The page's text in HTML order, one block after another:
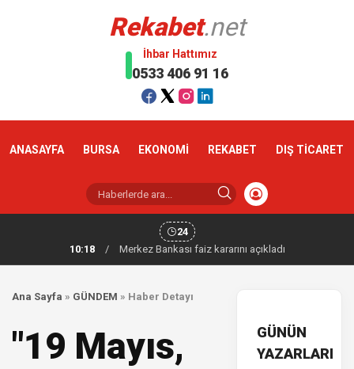
Rekabet.net
İhbar Hattımız
0533 406 91 16
ANASAYFA BURSA EKONOMİ REKABET DIŞ TİCARET
24
10:18
/ Merkez Bankası faiz kararını açıkladı
Ana Sayfa » GÜNDEM » Haber Detayı
"19 Mayıs,
GÜNÜN
YAZARLARI